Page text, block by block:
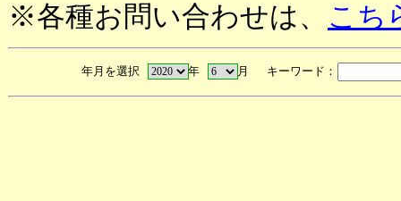
※各種お問い合わせは、 こち
年月を選択 年 月 キーワード：